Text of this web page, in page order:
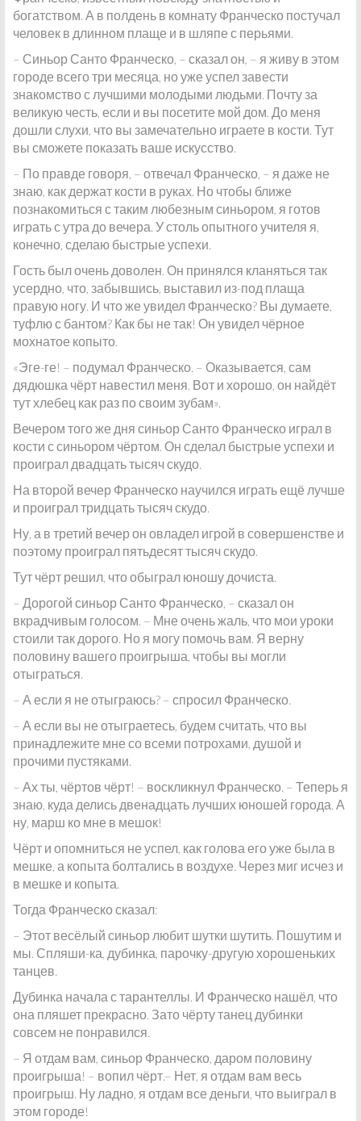
богатством. А в полдень в комнату Франческо постучал
человек в длинном плаще и в шляпе с перьями.
– Синьор Санто Франческо, – сказал он, – я живу в этом
городе всего три месяца, но уже успел завести
знакомство с лучшими молодыми людьми. Почту за
великую честь, если и вы посетите мой дом. До меня
дошли слухи, что вы замечательно играете в кости. Тут
вы сможете показать ваше искусство.
– По правде говоря, – отвечал Франческо, – я даже не
знаю, как держат кости в руках. Но чтобы ближе
познакомиться с таким любезным синьором, я готов
играть с утра до вечера. У столь опытного учителя я,
конечно, сделаю быстрые успехи.
Гость был очень доволен. Он принялся кланяться так
усердно, что, забывшись, выставил из-под плаща
правую ногу. И что же увидел Франческо? Вы думаете,
туфлю с бантом? Как бы не так! Он увидел чёрное
мохнатое копыто.
«Эге-ге! – подумал Франческо. – Оказывается, сам
дядюшка чёрт навестил меня. Вот и хорошо, он найдёт
тут хлебец как раз по своим зубам».
Вечером того же дня синьор Санто Франческо играл в
кости с синьором чёртом. Он сделал быстрые успехи и
проиграл двадцать тысяч скудо.
На второй вечер Франческо научился играть ещё лучше
и проиграл тридцать тысяч скудо.
Ну, а в третий вечер он овладел игрой в совершенстве и
поэтому проиграл пятьдесят тысяч скудо.
Тут чёрт решил, что обыграл юношу дочиста.
– Дорогой синьор Санто Франческо, – сказал он
вкрадчивым голосом. – Мне очень жаль, что мои уроки
стоили так дорого. Но я могу помочь вам. Я верну
половину вашего проигрыша, чтобы вы могли
отыграться.
– А если я не отыграюсь? – спросил Франческо.
– А если вы не отыграетесь, будем считать, что вы
принадлежите мне со всеми потрохами, душой и
прочими пустяками.
– Ах ты, чёртов чёрт! – воскликнул Франческо. – Теперь я
знаю, куда делись двенадцать лучших юношей города. А
ну, марш ко мне в мешок!
Чёрт и опомниться не успел, как голова его уже была в
мешке, а копыта болтались в воздухе. Через миг исчез и
в мешке и копыта.
Тогда Франческо сказал:
– Этот весёлый синьор любит шутки шутить. Пошутим и
мы. Спляши-ка, дубинка, парочку-другую хорошеньких
танцев.
Дубинка начала с тарантеллы. И Франческо нашёл, что
она пляшет прекрасно. Зато чёрту танец дубинки
совсем не понравился.
– Я отдам вам, синьор Франческо, даром половину
проигрыша! – вопил чёрт.– Нет, я отдам вам весь
проигрыш. Ну ладно, я отдам все деньги, что выиграл в
этом городе!